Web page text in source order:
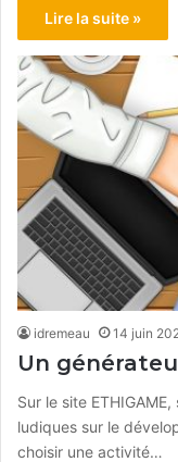
Lire la suite »
idremeau 14 juin
Un
Sur le site
ludiques sur le
choisir une activité…